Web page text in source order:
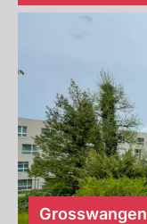
Grosswangen